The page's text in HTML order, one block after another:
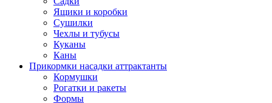
Ящики и коробки
Сушилки
Чехлы и тубусы
Куканы
Каны
Прикормки насадки аттрактанты
Кормушки
Рогатки и ракеты
Формы